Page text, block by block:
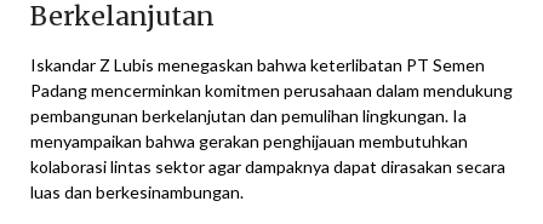
Berkelanjutan
Iskandar Z Lubis menegaskan bahwa keterlibatan PT Semen
Padang mencerminkan komitmen perusahaan dalam mendukung
pembangunan berkelanjutan dan pemulihan lingkungan. Ia
menyampaikan bahwa gerakan penghijauan membutuhkan
kolaborasi lintas sektor agar dampaknya dapat dirasakan secara
luas dan berkesinambungan.